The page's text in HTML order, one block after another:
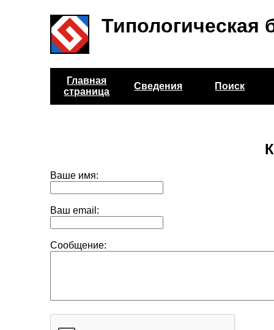
Типологическая
Главная
страница
Сведения Поиск
Ваше имя:
Ваш email:
Сообщение: